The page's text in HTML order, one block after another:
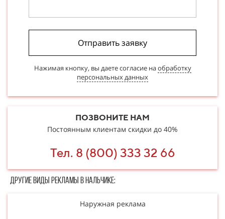
Отправить заявку
Нажимая кнопку, вы даете согласие наобработку
персональных данных
ПОЗВОНИТЕ НАМ
Постоянным клиентам скидки до 40%
Тел. 8 (800) 333 32 66
Другие в​​​​иды рекламы в Нальчике:
Наружная реклама